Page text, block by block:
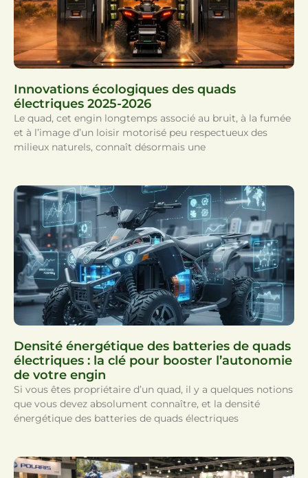
Innovations écologiques des quads
électriques 2025-2026
Le quad, cet engin longtemps associé au bruit, à la fumée
et à l’image d’un loisir motorisé peu respectueux des
milieux naturels, connaît désormais une
Densité énergétique des batteries de quads
électriques : la clé pour booster l’autonomie
de votre engin
Si vous êtes propriétaire d’un quad, il y a quelques notions
que vous devez absolument connaître, et la densité
énergétique des batteries de quads électriques